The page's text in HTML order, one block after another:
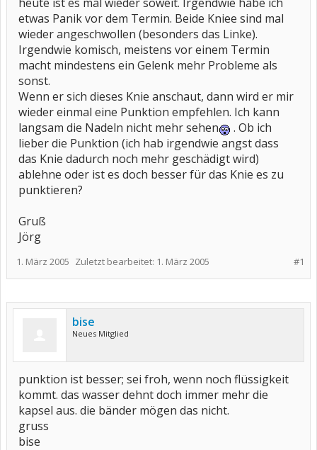
etwas Panik vor dem Termin. Beide Kniee sind mal
wieder angeschwollen (besonders das Linke).
Irgendwie komisch, meistens vor einem Termin
macht mindestens ein Gelenk mehr Probleme als
sonst.
Wenn er sich dieses Knie anschaut, dann wird er mir
wieder einmal eine Punktion empfehlen. Ich kann
langsam die Nadeln nicht mehr sehen
. Ob ich
lieber die Punktion (ich hab irgendwie angst dass
das Knie dadurch noch mehr geschädigt wird)
ablehne oder ist es doch besser für das Knie es zu
punktieren?
Gruß
Jörg
#1
1. März 2005 Zuletzt bearbeitet: 1. März 2005
bise
Neues Mitglied
punktion ist besser; sei froh, wenn noch flüssigkeit
kommt. das wasser dehnt doch immer mehr die
kapsel aus. die bänder mögen das nicht.
gruss
bise